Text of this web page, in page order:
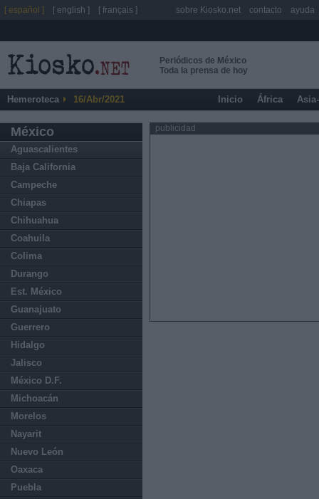
Periódicos de México
Toda la prensa de hoy
Hemeroteca 16/Abr/2021 Inicio África
México
Aguascalientes
Baja California
Campeche
Chiapas
Chihuahua
Coahuila
Colima
Durango
Est. México
Guanajuato
Guerrero
Hidalgo
Jalisco
México D.F.
Michoacán
Morelos
Nayarit
Nuevo León
Oaxaca
Puebla
publicidad
[ español ] [ english ] [ français ] sobre Kiosko.net contacto ayuda